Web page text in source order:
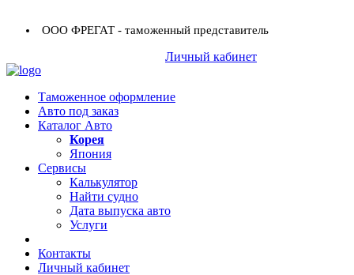
ООО ФРЕГАТ - таможенный представитель
Личный кабинет
Таможенное оформление
Авто под заказ
Каталог Авто
Корея
Япония
Сервисы
Калькулятор
Найти судно
Дата выпуска авто
Услуги
Контакты
Личный кабинет